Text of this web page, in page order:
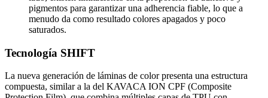
pigmentos para garantizar una adherencia fiable, lo que a
menudo da como resultado colores apagados y poco
saturados.
Tecnología SHIFT
La nueva generación de láminas de color presenta una estructura
compuesta, similar a la del KAVACA ION CPF (Composite